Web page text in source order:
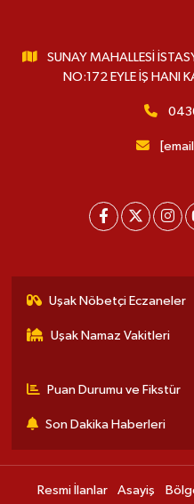
SUNAY MAHALLESİ
NO:172 EYLE İŞ HANI
Uşak Nöbetçi Eczaneler
Uşak Namaz Vakitleri
Puan Durumu ve Fikstür
Son Dakika Haberleri
Resmi İlanlar Asayiş